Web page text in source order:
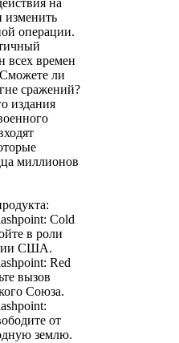
на
изменить
операции.
всех времен
ли
сражений?
издания
миллионов
Cold
в роли
США.
Red
вызов
Союза.
от
землю.